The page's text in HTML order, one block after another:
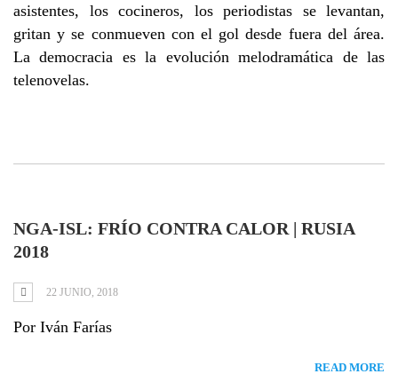
asistentes, los cocineros, los periodistas se levantan,
gritan y se conmueven con el gol desde fuera del área.
La democracia es la evolución melodramática de las
telenovelas.
NGA-ISL: FRÍO CONTRA CALOR | RUSIA
2018
22 JUNIO, 2018
Por Iván Farías
READ MORE